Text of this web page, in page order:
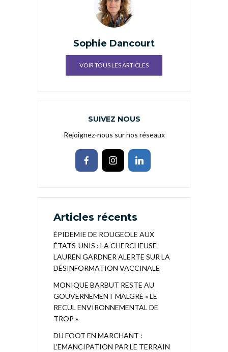
Sophie Dancourt
VOIR TOUS LES ARTICLES
SUIVEZ NOUS
Rejoignez-nous sur nos réseaux
Articles récents
ÉPIDEMIE DE ROUGEOLE AUX
ÉTATS-UNIS : LA CHERCHEUSE
LAUREN GARDNER ALERTE SUR LA
DÉSINFORMATION VACCINALE
MONIQUE BARBUT RESTE AU
GOUVERNEMENT MALGRÉ « LE
RECUL ENVIRONNEMENTAL DE
TROP »
DU FOOT EN MARCHANT :
L’EMANCIPATION PAR LE TERRAIN